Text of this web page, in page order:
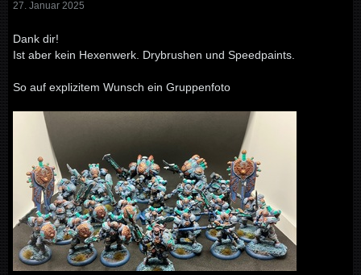
27. Januar 2025
Dank dir!
Ist aber kein Hexenwerk. Drybrushen und Speedpaints.
So auf explizitem Wunsch ein Gruppenfoto